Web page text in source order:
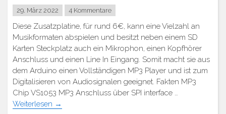
29. März 2022 4 Kommentare
Diese Zusatzplatine, für rund 6€, kann eine Vielzahl an
Musikformaten abspielen und besitzt neben einem SD
Karten Steckplatz auch ein Mikrophon, einen Kopfhörer
Anschluss und einen Line In Eingang. Somit macht sie aus
dem Arduino einen Vollständigen MP3 Player und ist zum
Digitalisieren von Audiosignalen geeignet. Fakten MP3
Chip VS1053 MP3 Anschluss über SPI interface …
Weiterlesen →